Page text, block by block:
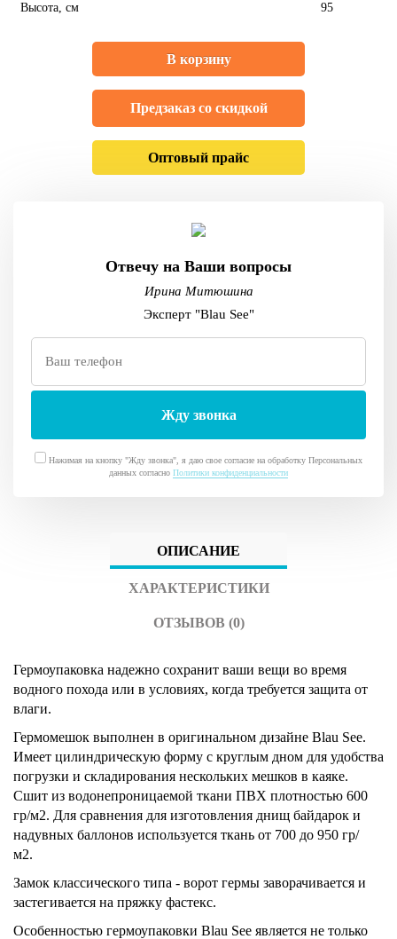
Высота, см 95
В корзину
Предзаказ со скидкой
Оптовый прайс
Отвечу на Ваши вопросы
Ирина Митюшина
Эксперт "Blau See"
Нажимая на кнопку "Жду звонка", я даю свое согласие на обработку Персональных
данных согласно Политики конфиденциальности
ОПИСАНИЕ
ХАРАКТЕРИСТИКИ
ОТЗЫВОВ (0)
Гермоупаковка надежно сохранит ваши вещи во время
водного похода или в условиях, когда требуется защита от
влаги.
Гермомешок выполнен в оригинальном дизайне Blau See.
Имеет цилиндрическую форму с круглым дном для удобства
погрузки и складирования нескольких мешков в каяке.
Сшит из водонепроницаемой ткани ПВХ плотностью 600
гр/м2. Для сравнения для изготовления днищ байдарок и
надувных баллонов используется ткань от 700 до 950 гр/
м2.
Замок классического типа - ворот гермы заворачивается и
застегивается на пряжку фастекс.
Особенностью гермоупаковки Blau See является не только